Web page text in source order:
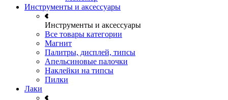
Инструменты и аксессуары
Инструменты и аксессуары
Все товары категории
Магнит
Палитры, дисплей, типсы
Апельсиновые палочки
Наклейки на типсы
Пилки
Лаки